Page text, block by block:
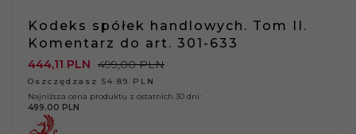
Kodeks spółek handlowych. Tom II.
Komentarz do art. 301-633
444,11 PLN 499,00 PLN
Oszczędzasz 54.89 PLN
Najniższa cena produktu z ostatnich 30 dni:
499.00 PLN